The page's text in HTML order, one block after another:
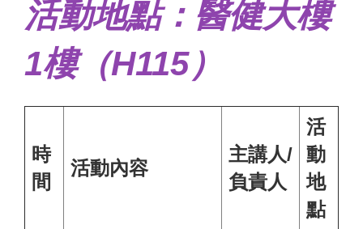
活動地點：醫健大樓
1樓（H115）
時
間
活動內容
主講人/
負責人
活
動
地
點